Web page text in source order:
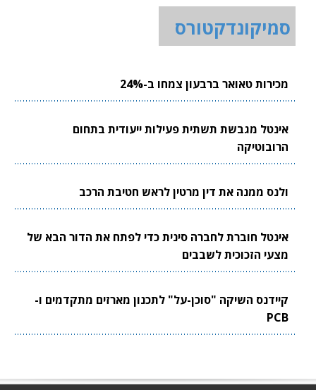
סמיקונדקטורס
מכירות טאואר ברבעון צמחו ב-24%
אינטל מגבשת תשתית פעילות ייעודית בתחום
הרובוטיקה
ולנס ממנה את דין מרטין לראש חטיבת הרכב
אינטל חוברת לחברה סינית כדי לפתח את הדור הבא של
מצעי הזכוכית לשבבים
קיידנס השיקה "סוכן-על" לתכנון מארזים מתקדמים ו-
PCB